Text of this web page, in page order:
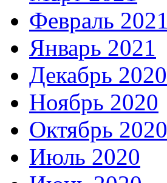
Февраль 2021
Январь 2021
Декабрь 2020
Ноябрь 2020
Октябрь 2020
Июль 2020